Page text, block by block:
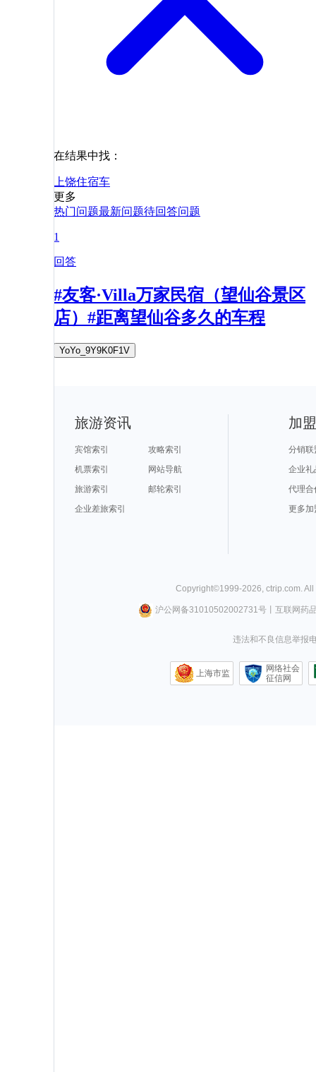
在结果中找：
上饶住宿车
更多
热门问题最新问题待回答问题
1
回答
#友客·Villa万家民宿（望仙谷景区
店）#距离望仙谷多久的车程
YoYo_9Y9K0F1V
旅游资讯
宾馆索引
攻略索引
机票索引
网站导航
旅游索引
邮轮索引
企业差旅索引
加
分销联
企业礼
代理合
更多加
Copyright©1999-2026 ctrip.com .
沪公网备31010502002731号丨 互联网药
违法和不良信息举报
上海市监
网络社会
征信网